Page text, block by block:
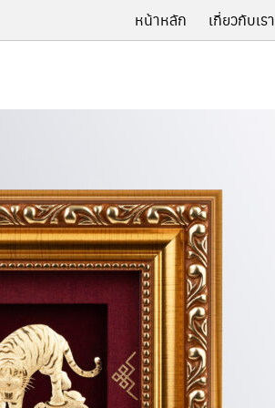
หน้าหลัก เกี่ยวกับเรา